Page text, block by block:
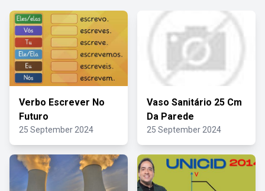
Verbo Escrever No
Futuro
25 September 2024
Vaso Sanitário 25 Cm
Da Parede
25 September 2024